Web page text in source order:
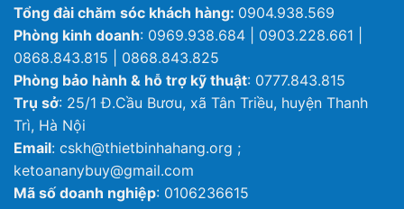
Tổng đài chăm sóc khách hàng: 0904.938.569
Phòng kinh doanh: 0969.938.684 | 0903.228.661 |
0868.843.815 | 0868.843.825
Phòng bảo hành & hỗ trợ kỹ thuật: 0777.843.815
Trụ sở: 25/1 Đ.Cầu Bươu, xã Tân Triều, huyện Thanh
Trì, Hà Nội
Email: cskh@thietbinhahang.org ;
ketoananybuy@gmail.com
Mã số doanh nghiệp: 0106236615